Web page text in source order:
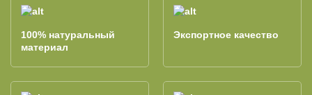
100% натуральный
материал
Экспортное качество